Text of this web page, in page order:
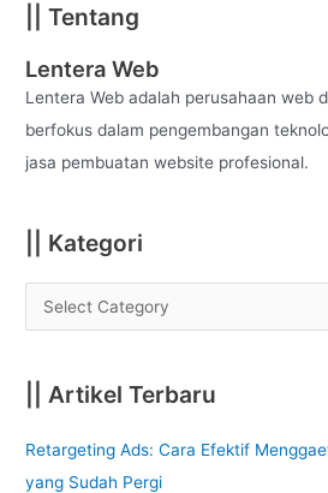
r
c
h
f
o
|| Tentang
Lentera Web
Lentera Web adalah perusahaan web
berfokus dalam pengembangan
jasa pembuatan website profesional.
|| Kategori
|| Artikel Terbaru
Retargeting Ads: Cara Efektif
yang Sudah Pergi